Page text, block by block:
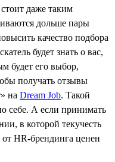
даже таким
дольше пары
качество подбора
будет знать о вас,
будет его выбор,
получать отзывы
на Dream Job. Такой
себе. А если принимать
в которой текучесть
от HR-брендинга ценен